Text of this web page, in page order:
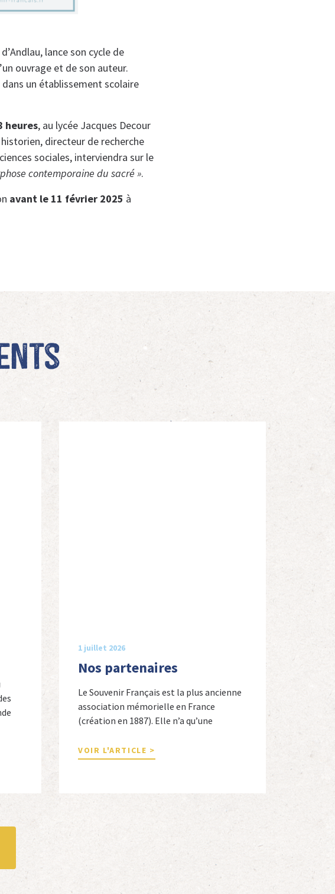
lance son cycle de
ouvrage et de son auteur.
un établissement scolaire
heures, au lycée Jacques Decour
directeur de recherche
sociales, interviendra sur le
contemporaine du sacré ».
avant le 11 février 2025 à
et
1 juillet 2026
Nos partenaires
Le Souvenir Français est la plus ancienne
association mémorielle en France
(création en 1887). Elle n’a qu’une
en sauvegardant la mémoire nationale de
la France. Afin d’atteindre cet objectif, Le
amicaux avec de nombreuses associations
qui œuvrent en totalité ou partiellement
VOIR L'ARTICLE >